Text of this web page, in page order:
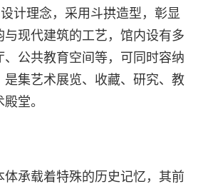
计理念，采用斗拱造型，彰显
现代建筑的工艺，馆内设有多
公共教育空间等，可同时容纳
集艺术展览、收藏、研究、教
堂。
承载着特殊的历史记忆，其前